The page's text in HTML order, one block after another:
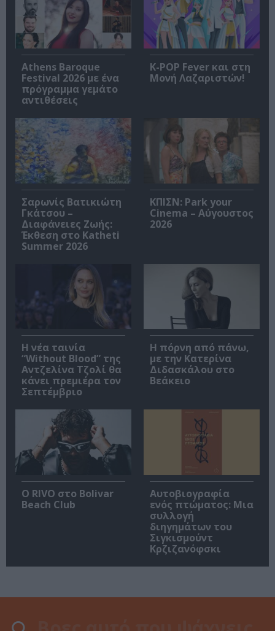
Athens Baroque
Festival 2026 με ένα
πρόγραμμα γεμάτο
αντιθέσεις
K-POP Fever και στη
Μονή Λαζαριστών!
Σαρωνίς Βατικιώτη
Γκάτσου –
Διαφάνειες Ζωής:
Έκθεση στο Katheti
Summer 2026
ΚΠΙΣΝ: Park your
Cinema – Αύγουστος
2026
Η νέα ταινία
“Without Blood” της
Αντζελίνα Τζολί θα
κάνει πρεμιέρα τον
Σεπτέμβριο
Η πόρνη από πάνω,
με την Κατερίνα
Διδασκάλου στο
Βεάκειο
Ο RIVO στο Bolivar
Beach Club
Αυτοβιογραφία
ενός πτώματος: Μια
συλλογή
διηγημάτων του
Σιγκισμούντ
Κρζιζανόφσκι